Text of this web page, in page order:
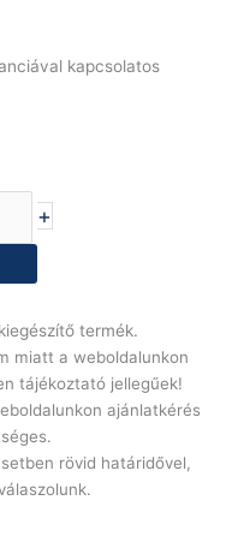
kapcsolatos
+
termék.
miatt a weboldalunkon
tájékoztató jellegűek!
ajánlatkérés
rövid határidővel,